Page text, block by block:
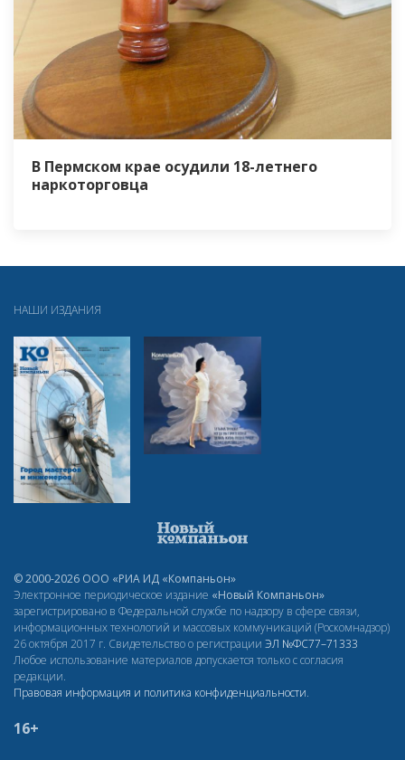
В Пермском крае осудили 18-летнего
наркоторговца
НАШИ ИЗДАНИЯ
© 2000-2026 ООО «РИА ИД «Компаньон»
Электронное периодическое издание «Новый Компаньон»
зарегистрировано в Федеральной службе по надзору в сфере связи,
информационных технологий и массовых коммуникаций (Роскомнадзор)
26 октября 2017 г. Свидетельство о регистрации ЭЛ №ФС77–71333
Любое использование материалов допускается только с согласия
редакции.
Правовая информация и политика конфиденциальности.
16+